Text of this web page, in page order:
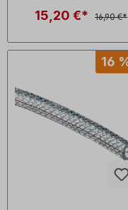
15,20 €* 16,90 €*
16